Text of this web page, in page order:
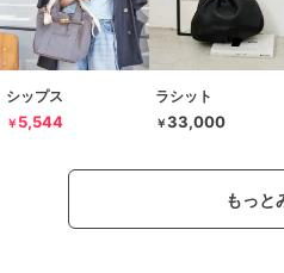
シップス
￥ 5,544
ラシット
￥33,000
もっと